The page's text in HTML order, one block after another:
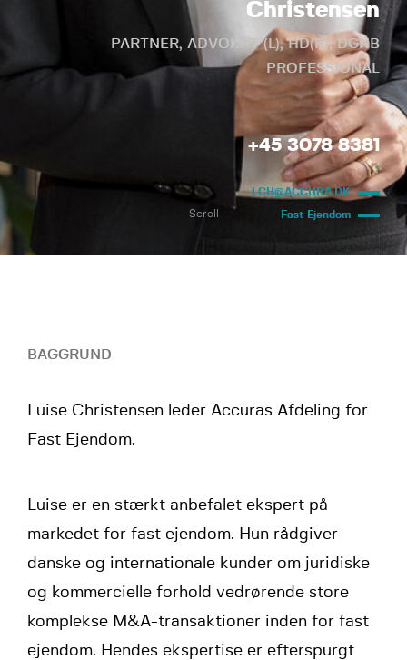
Christensen
PARTNER, ADVOKAT (L), HD(R), DGNB
PROFESSIONAL
+45 3078 8381
LCH@ACCURA.DK
Fast Ejendom
Scroll
BAGGRUND
Luise Christensen leder Accuras Afdeling for
Fast Ejendom.
Luise er en stærkt anbefalet ekspert på
markedet for fast ejendom. Hun rådgiver
danske og internationale kunder om juridiske
og kommercielle forhold vedrørende store
komplekse M&A-transaktioner inden for fast
ejendom. Hendes ekspertise er efterspurgt